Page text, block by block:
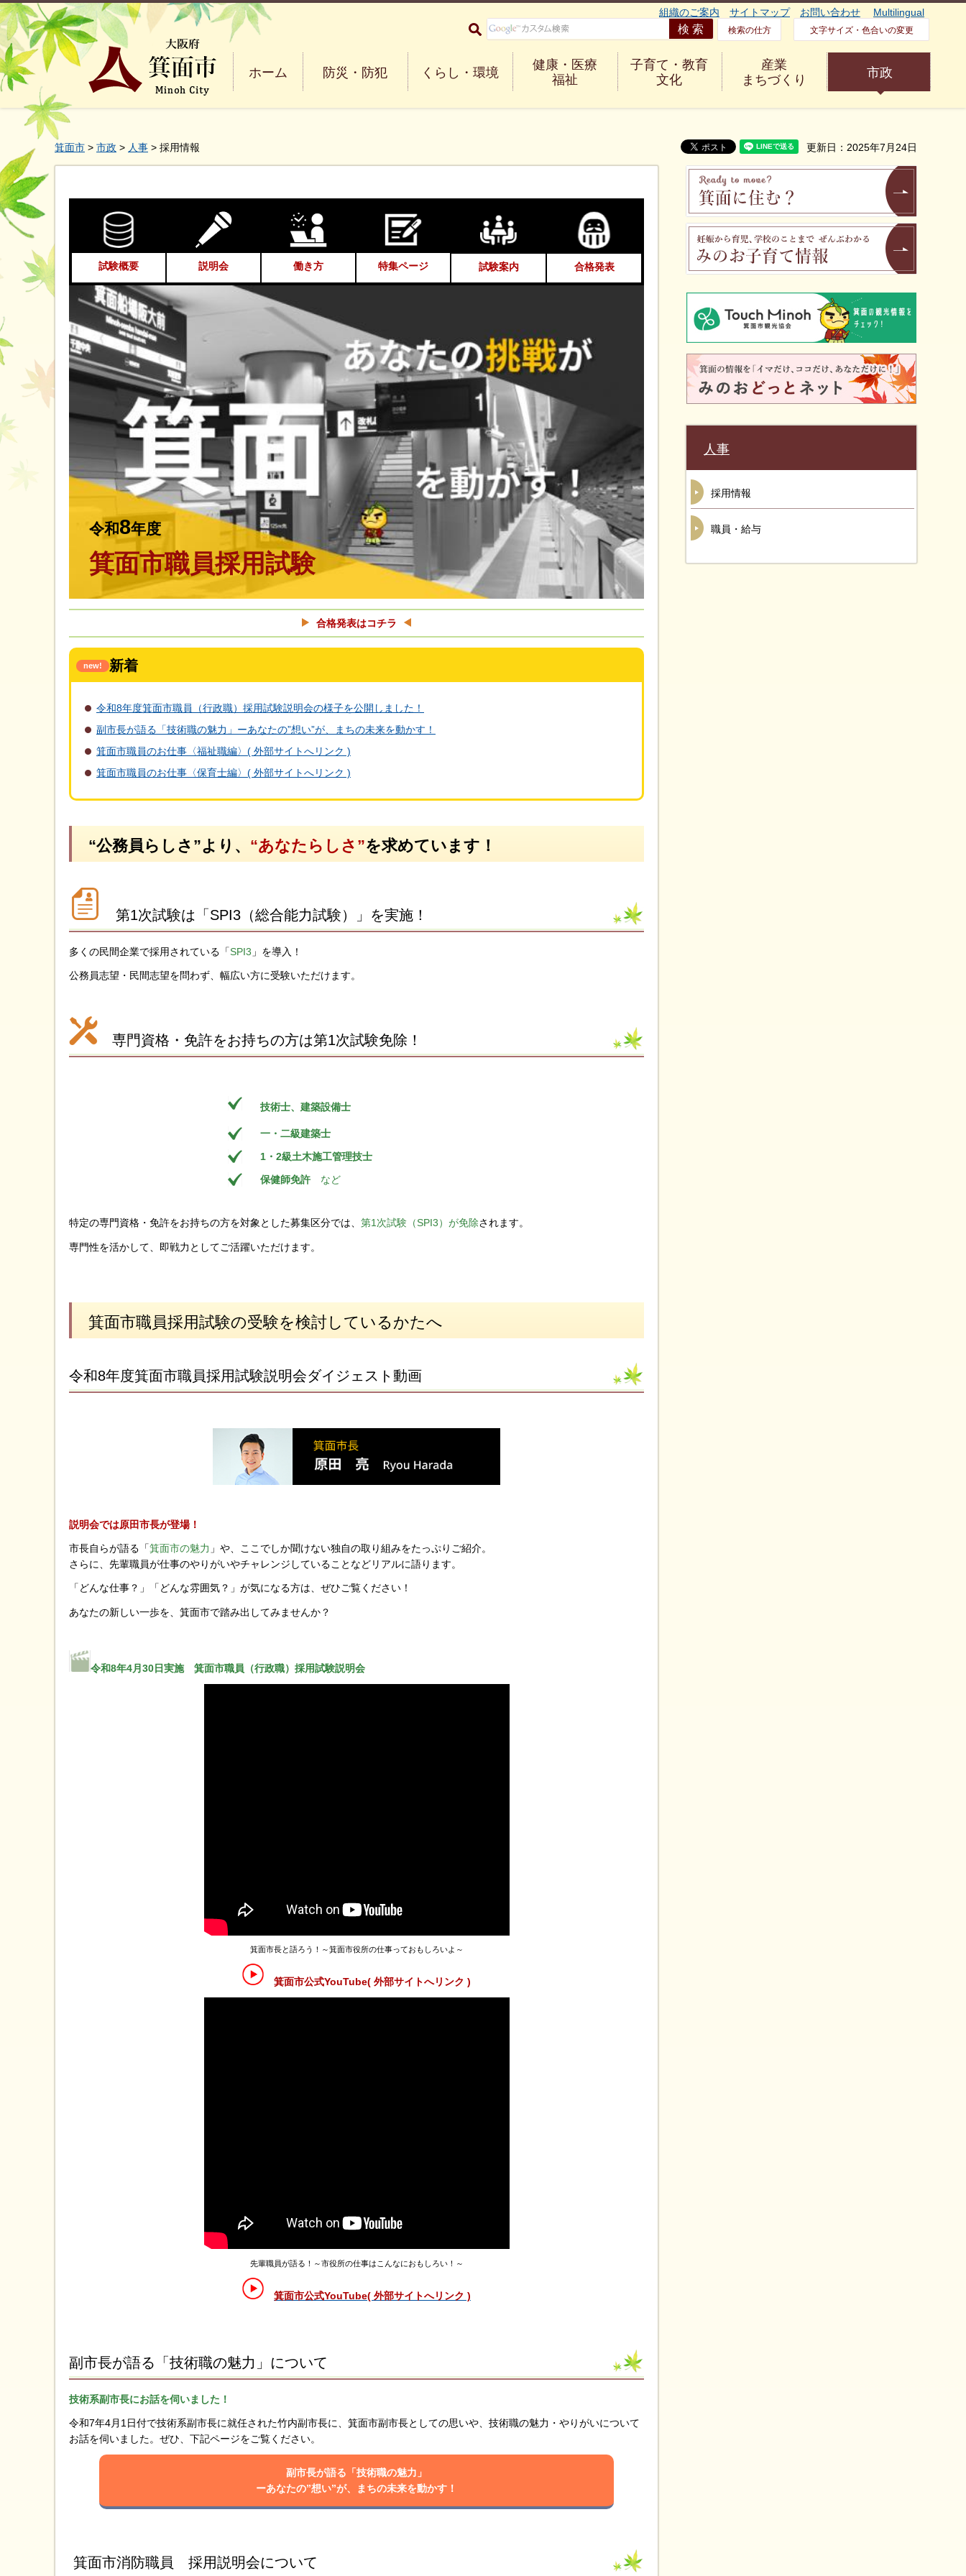
大阪府箕面市 Minoh City
組織のご案内 サイトマップ お問い合わせ Multilingual
検索の仕方 文字サイズ・色合いの変更
ホーム 防災・防犯 くらし・環境
健康・医療
福祉
子育て・教育
文化
産業
まちづくり
市政
箕面市 > 市政 > 人事 > 採用情報 更新日：2025年7月24日
試験概要 説明会 働き方 特集ページ 試験案内 合格発表
令和8年度
箕面市職員採用試験
合格発表はコチラ
new! 新着
令和8年度箕面市職員（行政職）採用試験説明会の様子を公開しました！
副市長が語る「技術職の魅力」ーあなたの”想い”が、まちの未来を動かす！
箕面市職員のお仕事〈福祉職編〉( 外部サイトへリンク )
箕面市職員のお仕事〈保育士編〉( 外部サイトへリンク )
“公務員らしさ”より、 “あなたらしさ”を求めています！
第1次試験は「SPI3（総合能力試験）」を実施！
多くの民間企業で採用されている「SPI3 」を導入！
公務員志望・民間志望を問わず、幅広い方に受験いただけます。
専門資格・免許をお持ちの方は第1次試験免除！
技術士、建築設備士
一・二級建築士
1・2級土木施工管理技士
保健師免許 など
特定の専門資格・免許をお持ちの方を対象とした募集区分では、 第1次試験（SPI3）が免除されます。
専門性を活かして、即戦力としてご活躍いただけます。
箕面市職員採用試験の受験を検討しているかたへ
令和8年度箕面市職員採用試験説明会ダイジェスト動画
説明会では原田市長が登場！
市長自らが語る「箕面市の魅力 」や、ここでしか聞けない独自の取り組みをたっぷりご紹介。
さらに、先輩職員が仕事のやりがいやチャレンジしていることなどリアルに語ります。
「どんな仕事？」「どんな雰囲気？」が気になる方は、ぜひご覧ください！
あなたの新しい一歩を、箕面市で踏み出してみませんか？
令和8年4月30日実施 箕面市職員（行政職）採用試験説明会
箕面市長と語ろう！～箕面市役所の仕事っておもしろいよ～
箕面市公式YouTube( 外部サイトへリンク )
先輩職員が語る！～市役所の仕事はこんなにおもしろい！～
箕面市公式YouTube( 外部サイトへリンク )
副市長が語る「技術職の魅力」について
技術系副市長にお話を伺いました！
令和7年4月1日付で技術系副市長に就任された竹内副市長に、箕面市副市長としての思いや、技術職の魅力・やりがいについて
お話を伺いました。ぜひ、下記ページをご覧ください。
副市長が語る「技術職の魅力」
ーあなたの”想い”が、まちの未来を動かす！
箕面市消防職員 採用説明会について
人事
採用情報
職員・給与